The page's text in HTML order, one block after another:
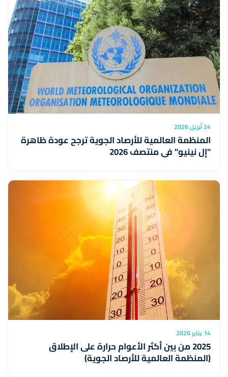
24 أبريل 2026
المنظمة العالمية للأرصاد الجوية ترجح عودة ظاهرة
"إل نينيو" في منتصف 2026
14 يناير 2026
2025 من بين أكثر الأعوام حرارة على الإطلاق
(المنظمة العالمية للأرصاد الجوية)